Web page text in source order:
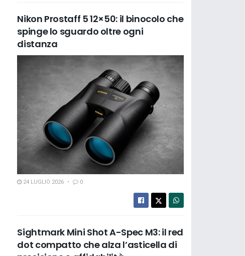
Nikon Prostaff 5 12×50: il binocolo che
spinge lo sguardo oltre ogni
distanza
24 LUGLIO 2026 0
Sightmark Mini Shot A-Spec M3: il red
dot compatto che alza l’asticella di